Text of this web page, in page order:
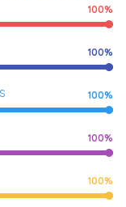
100%
100%
100%
100%
100%